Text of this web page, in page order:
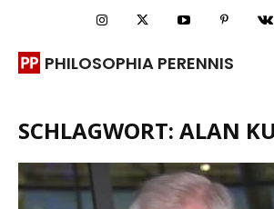
PHILOSOPHIA PERENNIS
SCHLAGWORT: ALAN